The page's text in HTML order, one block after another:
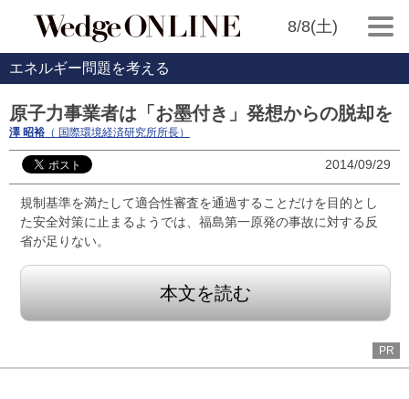
8/8(土)
エネルギー問題を考える
原子力事業者は「お墨付き」発想からの脱却を
澤 昭裕 （ 国際環境経済研究所所長）
2014/09/29
規制基準を満たして適合性審査を通過することだけを目的とし
た安全対策に止まるようでは、福島第一原発の事故に対する反
省が足りない。
本文を読む
PR